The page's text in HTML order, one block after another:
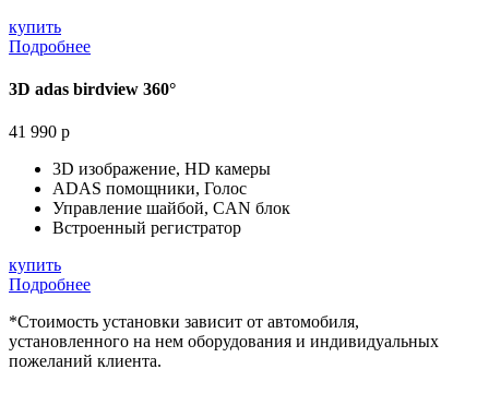
купить
Подробнее
3D adas birdview 360°
41 990 р
3D изображение, HD камеры
ADAS помощники, Голос
Управление шайбой, CAN блок
Встроенный регистратор
купить
Подробнее
*Стоимость установки зависит от автомобиля,
установленного на нем оборудования и индивидуальных
пожеланий клиента.